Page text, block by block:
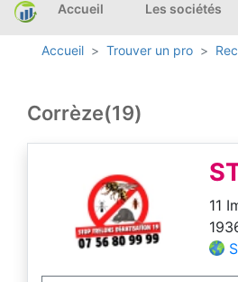
Accueil Les sociétés
Accueil Trouver un pro
Corrèze(19)
11